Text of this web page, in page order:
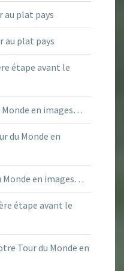
au plat pays
au plat pays
étape avant le
Monde en images…
du Monde en
Monde en images…
étape avant le
Tour du Monde en